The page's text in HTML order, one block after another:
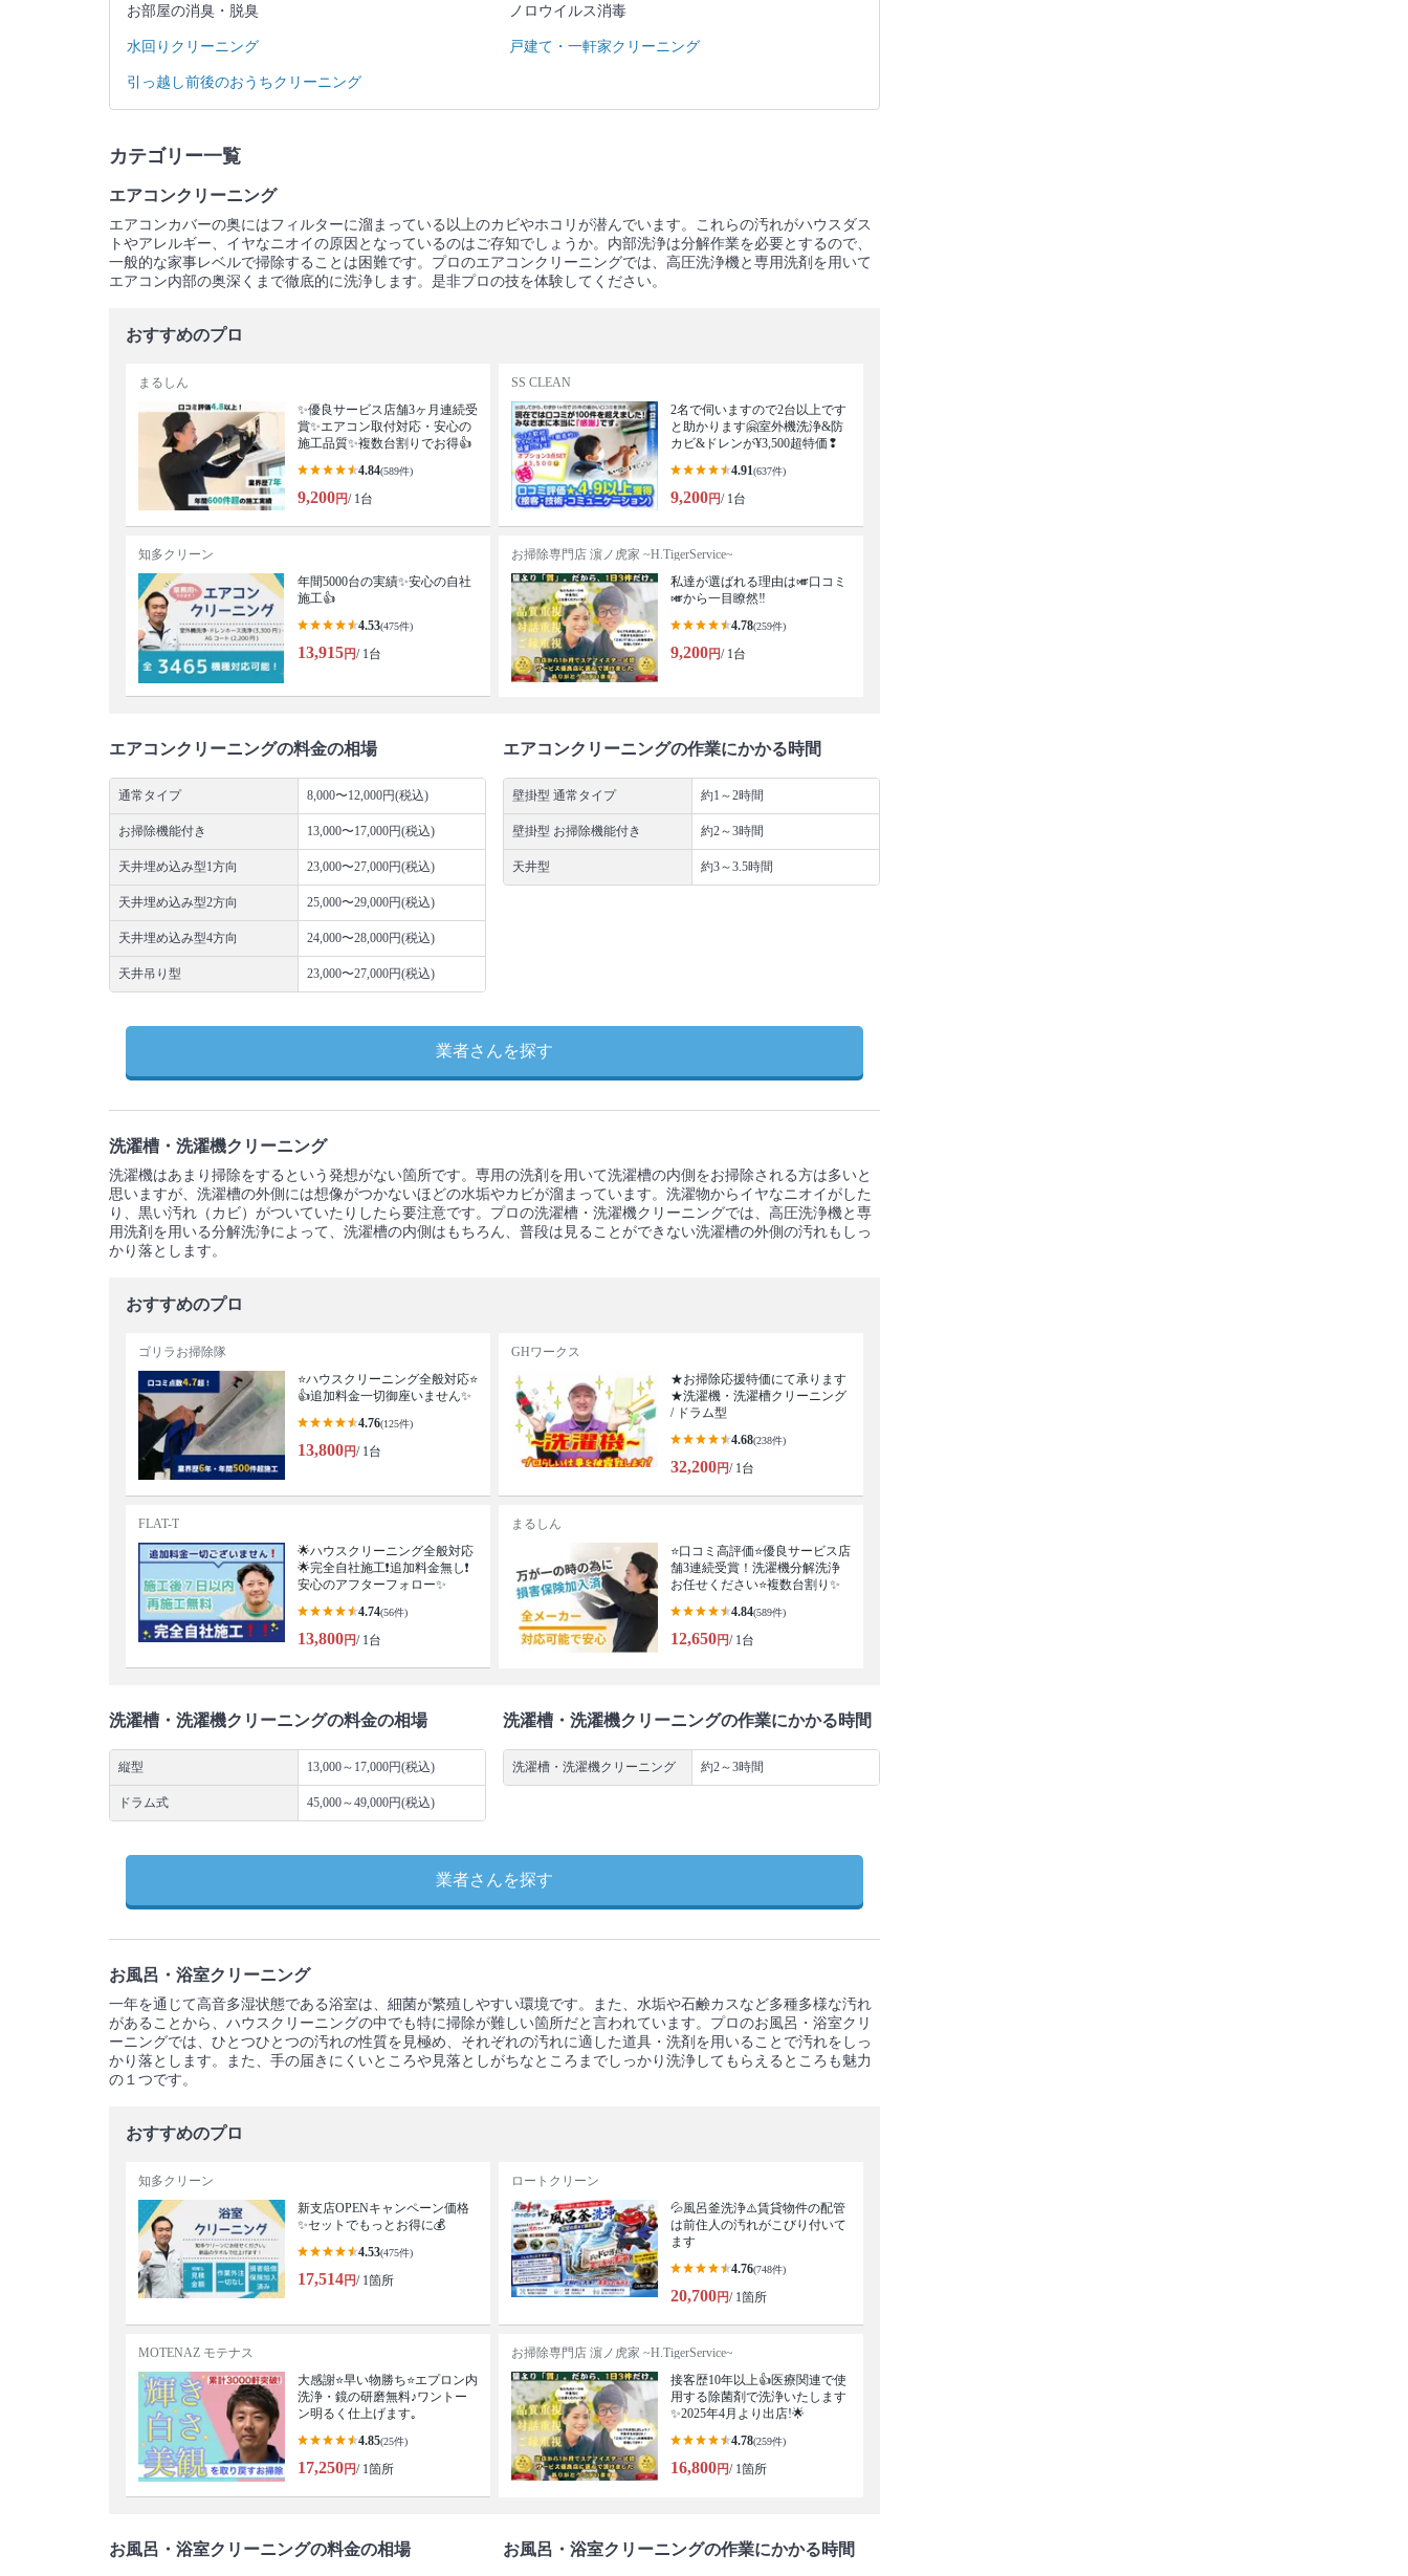
お部屋の消臭・脱臭 ノロウイルス消毒
水回りクリーニング 戸建て・一軒家クリーニング
引っ越し前後のおうちクリーニング
カテゴリー一覧
エアコンクリーニング
エアコンカバーの奥にはフィルターに溜まっている以上のカビやホコリが潜んでいます。これらの汚れがハウスダス
トやアレルギー、イヤなニオイの原因となっているのはご存知でしょうか。内部洗浄は分解作業を必要とするので、
一般的な家事レベルで掃除することは困難です。プロのエアコンクリーニングでは、高圧洗浄機と専用洗剤を用いて
エアコン内部の奥深くまで徹底的に洗浄します。是非プロの技を体験してください。
おすすめのプロ
まるしん
✨優良サービス店舗3ヶ月連続受
賞✨エアコン取付対応・安心の
施工品質✨複数台割りでお得👍
4.84(589件)
9,200円/ 1台
SS CLEAN
2名で伺いますので2台以上です
と助かります🤗室外機洗浄&防
カビ&ドレンが¥3,500超特価❢
4.91(637件)
9,200円/ 1台
知多クリーン
年間5000台の実績✨安心の自社
施工👍
4.53(475件)
13,915円/ 1台
お掃除専門店 濵ノ虎家 ~H.TigerService~
私達が選ばれる理由は🎺口コミ
🎺から一目瞭然‼️
4.78(259件)
9,200円/ 1台
エアコンクリーニングの料金の相場
通常タイプ 8,000〜12,000円(税込)
お掃除機能付き 13,000〜17,000円(税込)
天井埋め込み型1方向 23,000〜27,000円(税込)
天井埋め込み型2方向 25,000〜29,000円(税込)
天井埋め込み型4方向 24,000〜28,000円(税込)
天井吊り型 23,000〜27,000円(税込)
エアコンクリーニングの作業にかかる時間
壁掛型 通常タイプ 約1～2時間
壁掛型 お掃除機能付き 約2～3時間
天井型 約3～3.5時間
業者さんを探す
洗濯槽・洗濯機クリーニング
洗濯機はあまり掃除をするという発想がない箇所です。専用の洗剤を用いて洗濯槽の内側をお掃除される方は多いと
思いますが、洗濯槽の外側には想像がつかないほどの水垢やカビが溜まっています。洗濯物からイヤなニオイがした
り、黒い汚れ（カビ）がついていたりしたら要注意です。プロの洗濯槽・洗濯機クリーニングでは、高圧洗浄機と専
用洗剤を用いる分解洗浄によって、洗濯槽の内側はもちろん、普段は見ることができない洗濯槽の外側の汚れもしっ
かり落とします。
おすすめのプロ
ゴリラお掃除隊
⭐ハウスクリーニング全般対応⭐
👍追加料金一切御座いません✨
4.76(125件)
13,800円/ 1台
GHワークス
★お掃除応援特価にて承ります
★洗濯機・洗濯槽クリーニング
/ ドラム型
4.68(238件)
32,200円/ 1台
FLAT-T
🌟ハウスクリーニング全般対応
🌟完全自社施工❗️追加料金無し❗️
安心のアフターフォロー✨
4.74(56件)
13,800円/ 1台
まるしん
⭐口コミ高評価⭐優良サービス店
舗3連続受賞！洗濯機分解洗浄
お任せください⭐複数台割り✨
4.84(589件)
12,650円/ 1台
洗濯槽・洗濯機クリーニングの料金の相場
縦型 13,000～17,000円(税込)
ドラム式 45,000～49,000円(税込)
洗濯槽・洗濯機クリーニングの作業にかかる時間
洗濯槽・洗濯機クリーニング 約2～3時間
業者さんを探す
お風呂・浴室クリーニング
一年を通じて高音多湿状態である浴室は、細菌が繁殖しやすい環境です。また、水垢や石鹸カスなど多種多様な汚れ
があることから、ハウスクリーニングの中でも特に掃除が難しい箇所だと言われています。プロのお風呂・浴室クリ
ーニングでは、ひとつひとつの汚れの性質を見極め、それぞれの汚れに適した道具・洗剤を用いることで汚れをしっ
かり落とします。また、手の届きにくいところや見落としがちなところまでしっかり洗浄してもらえるところも魅力
の１つです。
おすすめのプロ
知多クリーン
新支店OPENキャンペーン価格
✨セットでもっとお得に💰
4.53(475件)
17,514円/ 1箇所
ロートクリーン
💦風呂釜洗浄⚠️賃貸物件の配管
は前住人の汚れがこびり付いて
ます
4.76(748件)
20,700円/ 1箇所
MOTENAZ モテナス
大感謝⭐️早い物勝ち⭐️エプロン内
洗浄・鏡の研磨無料♪ワントー
ン明るく仕上げます｡
4.85(25件)
17,250円/ 1箇所
お掃除専門店 濵ノ虎家 ~H.TigerService~
接客歴10年以上👍医療関連で使
用する除菌剤で洗浄いたします
✨2025年4月より出店!🌟
4.78(259件)
16,800円/ 1箇所
お風呂・浴室クリーニングの料金の相場 お風呂・浴室クリーニングの作業にかかる時間